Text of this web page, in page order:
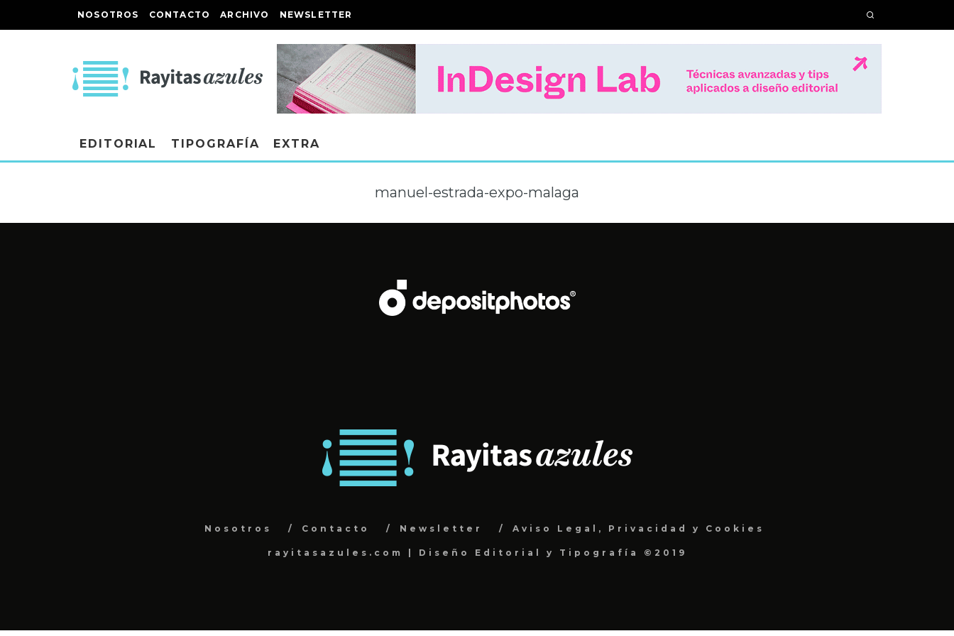
NOSOTROS CONTACTO ARCHIVO NEWSLETTER
EDITORIAL TIPOGRAFÍA EXTRA
manuel-estrada-expo-malaga
Nosotros Contacto Newsletter Aviso Legal, Privacidad y Cookies
rayitasazules.com | Diseño Editorial y Tipografía ©2019